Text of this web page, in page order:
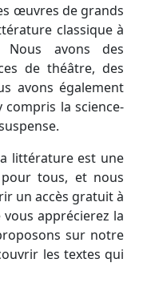
œuvres de grands
classique à
Nous avons des
de théâtre, des
avons également
compris la science-
littérature est une
tous, et nous
un accès gratuit à
apprécierez la
sur notre
les textes qui